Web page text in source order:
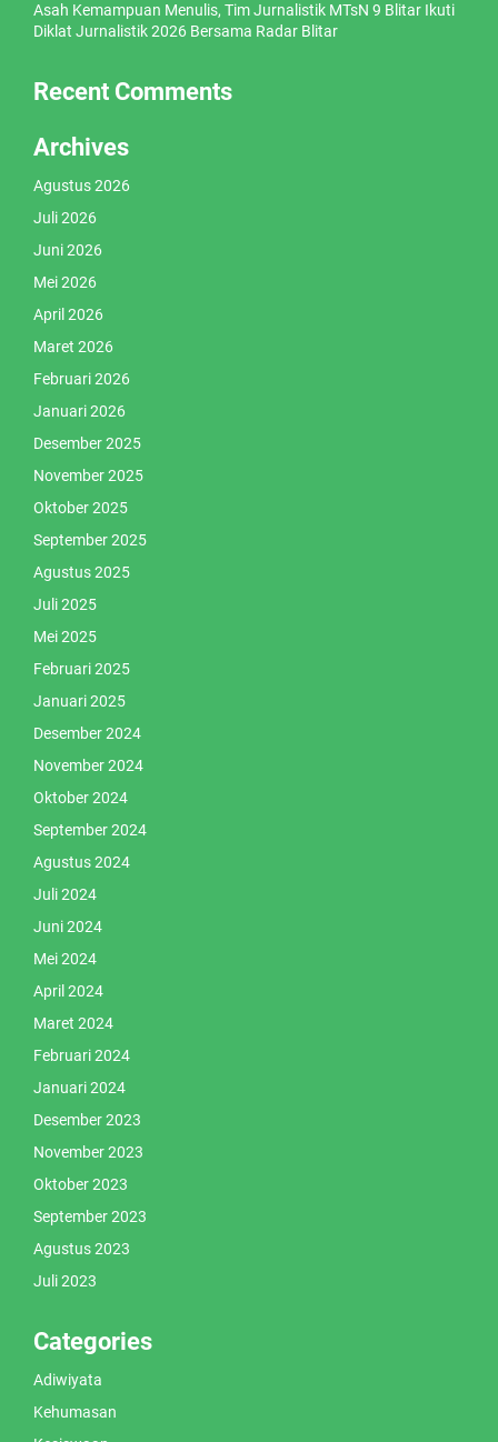
Asah Kemampuan Menulis, Tim Jurnalistik MTsN 9 Blitar Ikuti
Diklat Jurnalistik 2026 Bersama Radar Blitar
Recent Comments
Archives
Agustus 2026
Juli 2026
Juni 2026
Mei 2026
April 2026
Maret 2026
Februari 2026
Januari 2026
Desember 2025
November 2025
Oktober 2025
September 2025
Agustus 2025
Juli 2025
Mei 2025
Februari 2025
Januari 2025
Desember 2024
November 2024
Oktober 2024
September 2024
Agustus 2024
Juli 2024
Juni 2024
Mei 2024
April 2024
Maret 2024
Februari 2024
Januari 2024
Desember 2023
November 2023
Oktober 2023
September 2023
Agustus 2023
Juli 2023
Categories
Adiwiyata
Kehumasan